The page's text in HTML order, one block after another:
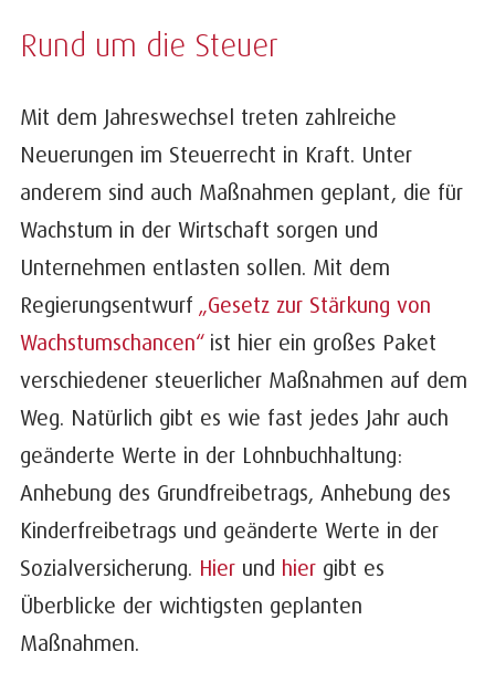
Rund um die Steuer
Mit dem Jahreswechsel treten zahlreiche
Neuerungen im Steuerrecht in Kraft. Unter
anderem sind auch Maßnahmen geplant, die für
Wachstum in der Wirtschaft sorgen und
Unternehmen entlasten sollen. Mit dem
Regierungsentwurf „Gesetz zur Stärkung von
Wachstumschancen“ist hier ein großes Paket
verschiedener steuerlicher Maßnahmen auf dem
Weg. Natürlich gibt es wie fast jedes Jahr auch
geänderte Werte in der Lohnbuchhaltung:
Anhebung des Grundfreibetrags, Anhebung des
Kinderfreibetrags und geänderte Werte in der
Sozialversicherung. Hier und hier gibt es
Überblicke der wichtigsten geplanten
Maßnahmen.